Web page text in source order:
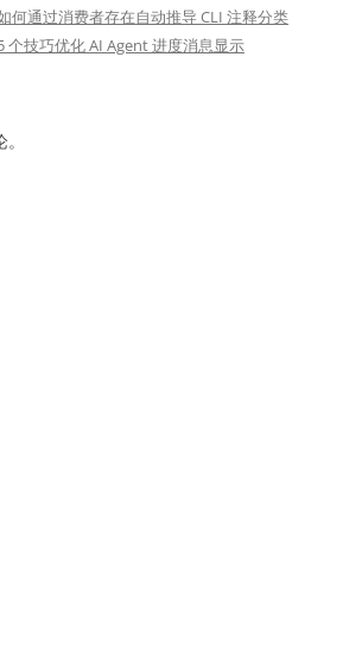
何通过消费者存在自动推导 CLI 注释分类
个技巧优化 AI Agent 进度消息显示